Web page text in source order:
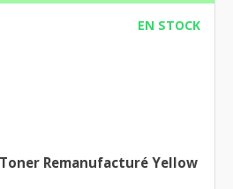
EN STOCK
Remanufacturé Yellow